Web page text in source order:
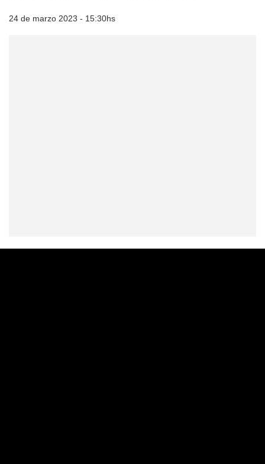
24 de marzo 2023 - 15:30hs